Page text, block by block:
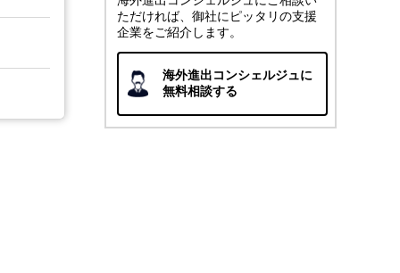
ただければ、御社にピッタリの支援
企業をご紹介します。
海外進出コンシェルジュに
無料相談する